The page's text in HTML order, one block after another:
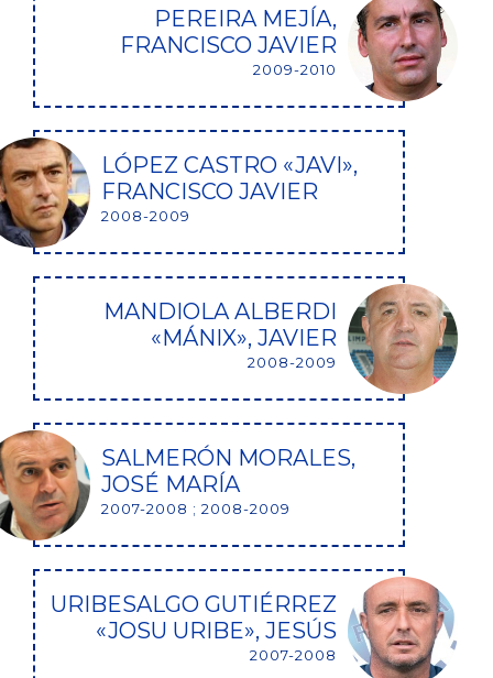
PEREIRA MEJÍA,
FRANCISCO JAVIER
2009-2010
LÓPEZ CASTRO «JAVI»,
FRANCISCO JAVIER
2008-2009
MANDIOLA ALBERDI
«MÁNIX», JAVIER
2008-2009
SALMERÓN MORALES,
JOSÉ MARÍA
2007-2008 ; 2008-2009
URIBESALGO GUTIÉRREZ
«JOSU URIBE», JESÚS
2007-2008